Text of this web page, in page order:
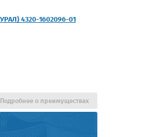
4320-1602096-01
Подробнее о преимуществах